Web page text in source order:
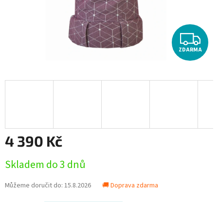
Z
D
A
ZDARMA
4 390 Kč
cena:
Skladem do 3 dnů
Můžeme doručit do: 15.8.2026 🚚 Doprava zdarma